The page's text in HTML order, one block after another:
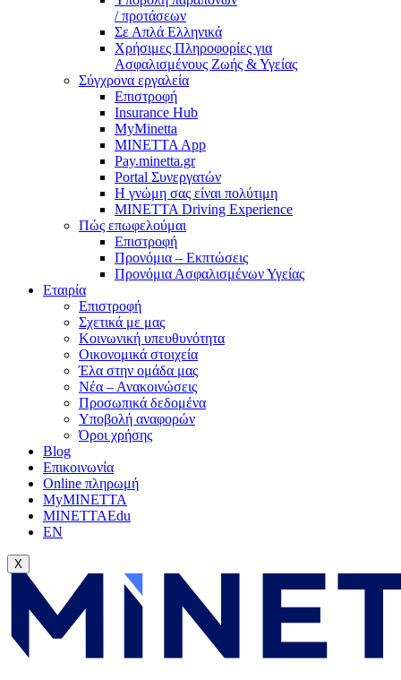
/ προτάσεων
Σε Απλά Ελληνικά
Χρήσιμες Πληροφορίες για
Ασφαλισμένους Ζωής & Υγείας
Σύγχρονα εργαλεία
Επιστροφή
Insurance Hub
MyMinetta
MINETTA App
Pay.minetta.gr
Portal Συνεργατών
Η γνώμη σας είναι πολύτιμη
MINETTA Driving Experience
Πώς επωφελούμαι
Επιστροφή
Προνόμια – Εκπτώσεις
Προνόμια Ασφαλισμένων Υγείας
Εταιρία
Επιστροφή
Σχετικά με μας
Κοινωνική υπευθυνότητα
Οικονομικά στοιχεία
Έλα στην ομάδα μας
Νέα – Ανακοινώσεις
Προσωπικά δεδομένα
Υποβολή αναφορών
Όροι χρήσης
Blog
Επικοινωνία
Online πληρωμή
MyMINETTA
MINETTAEdu
EN
X